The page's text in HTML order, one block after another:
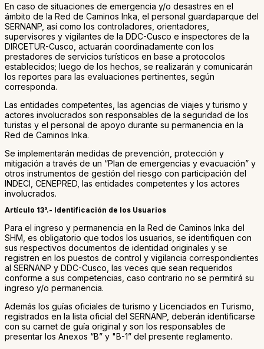
En caso de situaciones de emergencia y/o desastres en el
ámbito de la Red de Caminos Inka, el personal guardaparque del
SERNANP, así como los controladores, orientadores,
supervisores y vigilantes de la DDC-Cusco e inspectores de la
DIRCETUR-Cusco, actuarán coordinadamente con los
prestadores de servicios turísticos en base a protocolos
establecidos; luego de los hechos, se realizarán y comunicarán
los reportes para las evaluaciones pertinentes, según
corresponda.
Las entidades competentes, las agencias de viajes y turismo y
actores involucrados son responsables de la seguridad de los
turistas y el personal de apoyo durante su permanencia en la
Red de Caminos Inka.
Se implementarán medidas de prevención, protección y
mitigación a través de un “Plan de emergencias y evacuación” y
otros instrumentos de gestión del riesgo con participación del
INDECI, CENEPRED, las entidades competentes y los actores
involucrados.
Artículo 13°.- Identificación de los Usuarios
Para el ingreso y permanencia en la Red de Caminos Inka del
SHM, es obligatorio que todos los usuarios, se identifiquen con
sus respectivos documentos de identidad originales y se
registren en los puestos de control y vigilancia correspondientes
al SERNANP y DDC-Cusco, las veces que sean requeridos
conforme a sus competencias, caso contrario no se permitirá su
ingreso y/o permanencia.
Además los guías oficiales de turismo y Licenciados en Turismo,
registrados en la lista oficial del SERNANP, deberán identificarse
con su carnet de guía original y son los responsables de
presentar los Anexos “B” y "B-1” del presente reglamento.